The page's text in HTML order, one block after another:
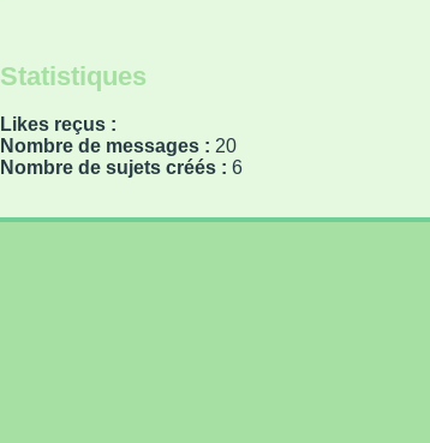
Statistiques
Likes reçus :
Nombre de messages : 20
Nombre de sujets créés : 6